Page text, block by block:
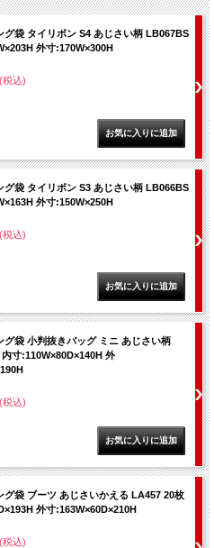
グ袋 タイリボン S4 あじさい柄 LB067BS
外寸:170W×300H
税込)
グ袋 タイリボン S3 あじさい柄 LB066BS
外寸:150W×250H
税込)
グ袋 小判抜きバッグ ミニ あじさい柄
寸:110W×80D×140H 外
税込)
グ袋 ブーツ あじさいかえる LA457 20枚
外寸:163W×60D×210H
税込)